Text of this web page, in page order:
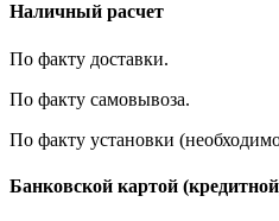
Наличный расчет
По факту доставки.
По факту самовывоза.
По факту установки
Банковской картой